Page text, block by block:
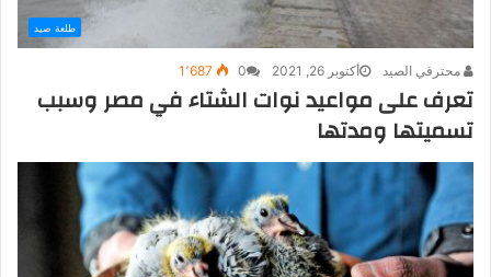
طلعة صيد
محترفي الصيد أكتوبر 26, 2021 0 1٬687
تعرف على مواعيد نوات الشتاء في مصر وسبب
تسميتها ومدتها